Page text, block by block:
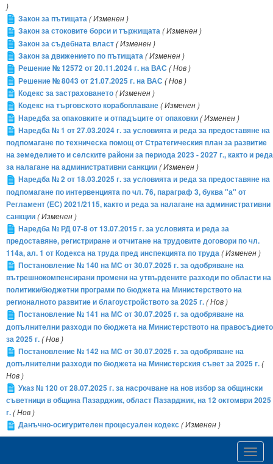
)
Закон за пътищата( Изменен )
Закон за стоковите борси и тържищата( Изменен )
Закон за съдебната власт( Изменен )
Закон за движението по пътищата( Изменен )
Решение № 12572 от 20.11.2024 г. на ВАС ( Нов )
Решение № 8043 от 21.07.2025 г. на ВАС ( Нов )
Кодекс за застраховането( Изменен )
Кодекс на търговското корабоплаване( Изменен )
Наредба за опаковките и отпадъците от опаковки( Изменен )
Наредба № 1 от 27.03.2024 г. за условията и реда за предоставяне на
подпомагане по техническа помощ от Стратегическия план за развитие
на земеделието и селските райони за периода 2023 - 2027 г., както и реда
за налагане на административни санкции( Изменен )
Наредба № 2 от 18.03.2025 г. за условията и реда за предоставяне на
подпомагане по интервенцията по чл. 76, параграф 3, буква "а" от
Регламент (ЕС) 2021/2115, както и реда за налагане на административни
санкции( Изменен )
Наредба № РД 07-8 от 13.07.2015 г. за условията и реда за
предоставяне, регистриране и отчитане на трудовите договори по чл.
114а, ал. 1 от Кодекса на труда пред инспекцията по труда( Изменен )
Постановление № 140 на МС от 30.07.2025 г. за одобряване на
вътрешнокомпенсирани промени на утвърдените разходи по области на
политики/бюджетни програми по бюджета на Министерството на
регионалното развитие и благоустройството за 2025 г.( Нов )
Постановление № 141 на МС от 30.07.2025 г. за одобряване на
допълнителни разходи по бюджета на Министерството на правосъдието
за 2025 г.( Нов )
Постановление № 142 на МС от 30.07.2025 г. за одобряване на
допълнителни разходи по бюджета на Министерския съвет за 2025 г.(
Нов )
Указ № 120 от 28.07.2025 г. за насрочване на нов избор за общински
съветници в община Пазарджик, област Пазарджик, на 12 октомври 2025
г.( Нов )
Данъчно-осигурителен процесуален кодекс( Изменен )